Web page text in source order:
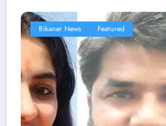
Bikaner News Featured